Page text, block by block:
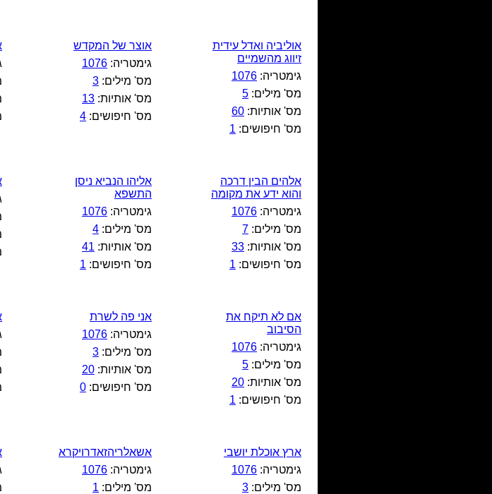
אוליביה ואדל עידית
זיווג מהשמיים
גימטריה: 1076
מס' מילים: 5
מס' אותיות: 60
מס' חיפושים: 1
אוצר של המקדש
גימטריה: 1076
מס' מילים: 3
מס' אותיות: 13
מס' חיפושים: 4
אלהים הבין דרכה
והוא ידע את מקומה
גימטריה: 1076
מס' מילים: 7
מס' אותיות: 33
מס' חיפושים: 1
אליהו הנביא ניסן
התשפא
גימטריה: 1076
מס' מילים: 4
מס' אותיות: 41
מס' חיפושים: 1
אם לא תיקח את
הסיבוב
גימטריה: 1076
מס' מילים: 5
מס' אותיות: 20
מס' חיפושים: 1
אני פה לשרת
גימטריה: 1076
מס' מילים: 3
מס' אותיות: 20
מס' חיפושים: 0
ארץ אוכלת יושבי
גימטריה: 1076
מס' מילים: 3
אשאלריהזאדרויקרא
גימטריה: 1076
מס' מילים: 1